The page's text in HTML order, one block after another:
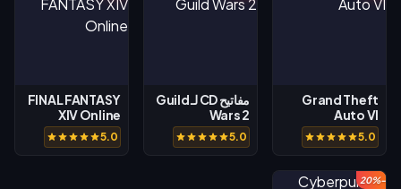
Grand Theft
Auto VI
5.0
مفاتيح CD لـ Guild
Wars 2
5.0
FINAL FANTASY
XIV Online
5.0
-20%